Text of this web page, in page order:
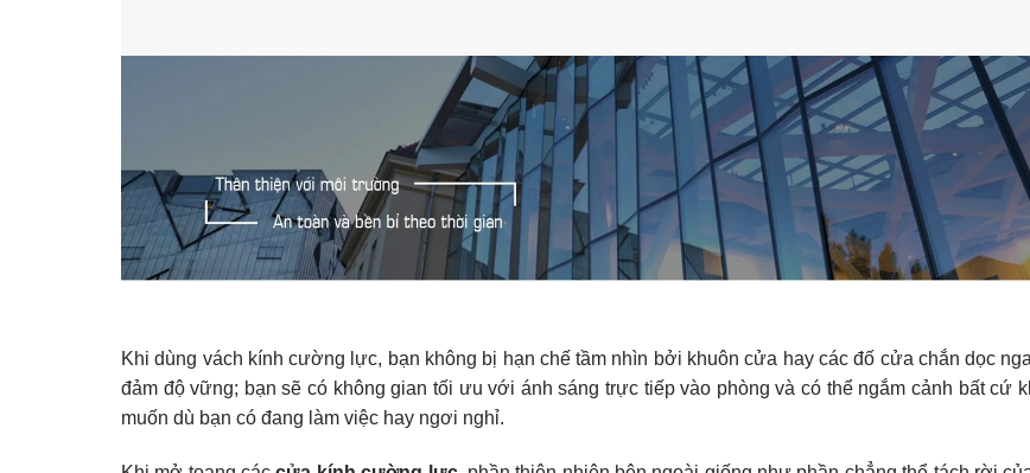
Khi dùng vách kính cường lực, bạn không bị hạn chế tầm nhìn bởi khuôn cửa hay các đố cửa chắn dọc
đảm độ vững; bạn sẽ có không gian tối ưu với ánh sáng trực tiếp vào phòng và có thể ngắm cảnh bất cứ
muốn dù bạn có đang làm việc hay ngơi nghỉ.